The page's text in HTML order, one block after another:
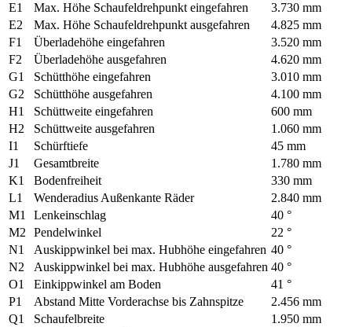
E1
Max. Höhe Schaufeldrehpunkt eingefahren
3.730 mm
E2
Max. Höhe Schaufeldrehpunkt ausgefahren
4.825 mm
F1
Überladehöhe eingefahren
3.520 mm
F2
Überladehöhe ausgefahren
4.620 mm
G1
Schütthöhe eingefahren
3.010 mm
G2
Schütthöhe ausgefahren
4.100 mm
H1
Schüttweite eingefahren
600 mm
H2
Schüttweite ausgefahren
1.060 mm
I1
Schürftiefe
45 mm
J1
Gesamtbreite
1.780 mm
K1
Bodenfreiheit
330 mm
L1
Wenderadius Außenkante Räder
2.840 mm
M1
Lenkeinschlag
40 °
M2
Pendelwinkel
22 °
N1
Auskippwinkel bei max. Hubhöhe eingefahren 40 °
N2
Auskippwinkel bei max. Hubhöhe ausgefahren 40 °
O1
Einkippwinkel am Boden
41 °
P1
Abstand Mitte Vorderachse bis Zahnspitze
2.456 mm
Q1
Schaufelbreite
1.950 mm